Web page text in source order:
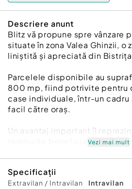
Descriere anunt
Blitz vă propune spre vânzare
situate în zona Valea Ghinzii, o
liniștită și apreciată din
Parcelele disponibile au
800 mp, fiind potrivite pentru
case individuale, într-un
facil către oraș.
Un avantaj important îl
terenurile beneficiază de
suplimentare pentru viitorul
Vezi mai mult
Specificații
Extravilan / Intravilan Intravilan